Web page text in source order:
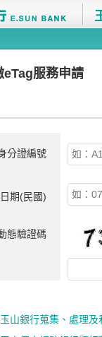
eTag服務申請
分證編號
期(民國)
態驗證碼
玉山銀行蒐集、處理